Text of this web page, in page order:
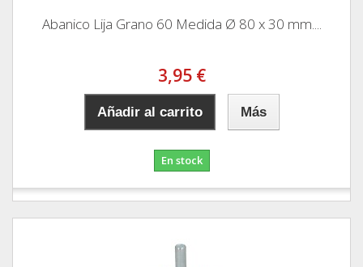
Abanico Lija Grano 60 Medida Ø 80 x 30 mm....
3,95 €
Añadir al carrito Más
En stock